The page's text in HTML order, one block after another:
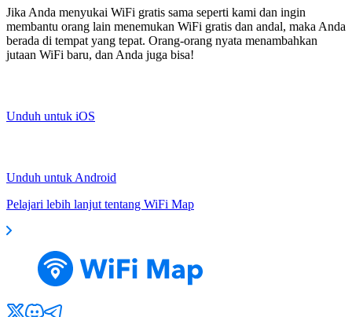
Jika Anda menyukai WiFi gratis sama seperti kami dan ingin
membantu orang lain menemukan WiFi gratis dan andal, maka Anda
berada di tempat yang tepat. Orang-orang nyata menambahkan
jutaan WiFi baru, dan Anda juga bisa!
Unduh untuk iOS
Unduh untuk Android
Pelajari lebih lanjut tentang WiFi Map